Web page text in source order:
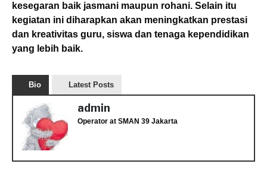
kesegaran baik jasmani maupun rohani. Selain itu
kegiatan ini diharapkan akan meningkatkan prestasi
dan kreativitas guru, siswa dan tenaga kependidikan
yang lebih baik.
Bio Latest Posts
admin
Operator at SMAN 39 Jakarta